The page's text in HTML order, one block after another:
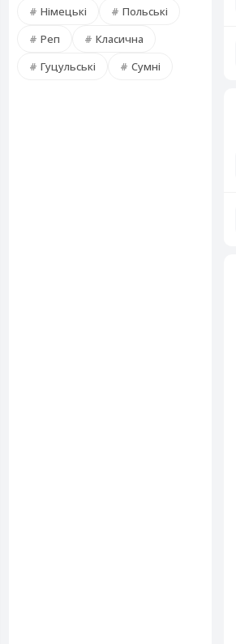
Німецькі
Польські
Реп
Класична
Гуцульські
Сумні